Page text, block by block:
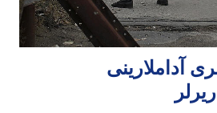
آداملارینی